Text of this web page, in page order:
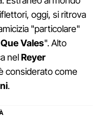
oggi, si ritrova
"particolare"
Vales". Alto
nelReyer
considerato come
.